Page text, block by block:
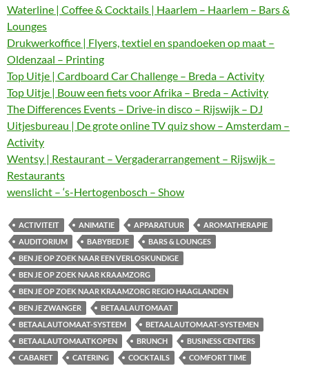
Waterline | Coffee & Cocktails | Haarlem – Haarlem – Bars &
Lounges
Drukwerkoffice | Flyers, textiel en spandoeken op maat –
Oldenzaal – Printing
Top Uitje | Cardboard Car Challenge – Breda – Activity
Top Uitje | Bouw een fiets voor Afrika – Breda – Activity
The Differences Events – Drive-in disco – Rijswijk – DJ
Uitjesbureau | De grote online TV quiz show – Amsterdam –
Activity
Wentsy | Restaurant – Vergaderarrangement – Rijswijk –
Restaurants
wenslicht – ‘s-Hertogenbosch – Show
ACTIVITEIT ANIMATIE APPARATUUR
AROMATHERAPIE
AUDITORIUM
BABYBEDJE
BARS & LOUNGES
BEN JE OP ZOEK NAAR EEN VERLOSKUNDIGE
BEN JE OP ZOEK NAAR KRAAMZORG
BEN JE OP ZOEK NAAR KRAAMZORG REGIO HAAGLANDEN
BEN JE ZWANGER
BETAALAUTOMAAT
BETAALAUTOMAAT-SYSTEEM
BETAALAUTOMAAT-SYSTEMEN
BETAALAUTOMAATKOPEN
BRUNCH
BUSINESS CENTERS
CABARET
CATERING COCKTAILS
COMFORT TIME